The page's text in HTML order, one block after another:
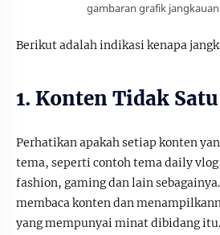
gambaran grafik
Berikut adalah indikasi kenapa
1. Konten Tidak
Perhatikan apakah setiap konten
tema, seperti contoh tema daily
fashion, gaming dan lain
membaca konten dan
yang mempunyai minat dibidang itu.